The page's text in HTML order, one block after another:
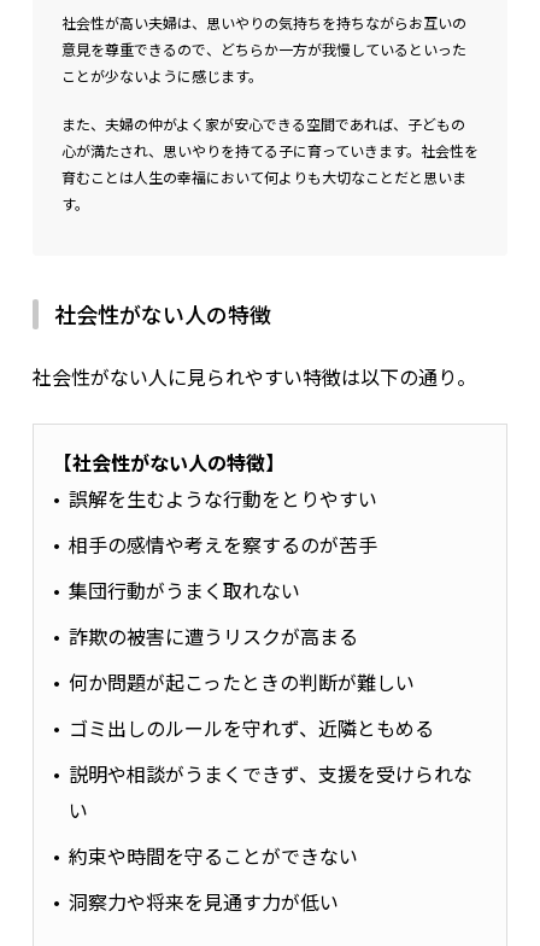
社会性が高い夫婦は、思いやりの気持ちを持ちながらお互いの
意見を尊重できるので、どちらか一方が我慢しているといった
ことが少ないように感じます。
また、夫婦の仲がよく家が安心できる空間であれば、子どもの
心が満たされ、思いやりを持てる子に育っていきます。社会性を
育むことは人生の幸福において何よりも大切なことだと思いま
す。
社会性がない人の特徴
社会性がない人に見られやすい特徴は以下の通り。
【社会性がない人の特徴】
誤解を生むような行動をとりやすい
相手の感情や考えを察するのが苦手
集団行動がうまく取れない
詐欺の被害に遭うリスクが高まる
何か問題が起こったときの判断が難しい
ゴミ出しのルールを守れず、近隣ともめる
説明や相談がうまくできず、支援を受けられな
い
約束や時間を守ることができない
洞察力や将来を見通す力が低い